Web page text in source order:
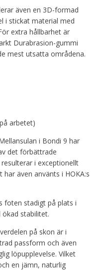
även en 3D-formad
i stickat material med
extra hållbarhet är
Durabrasion-gummi
mest utsatta områdena.
arbetet)
i Bondi 9 har
det förbättrade
i exceptionellt
även använts i HOKA:s
foten stadigt på plats i
ökad stabilitet.
på skon är i
passform och även
löpupplevelse. Vilket
en jämn, naturlig